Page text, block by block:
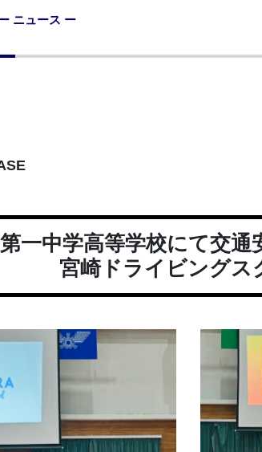
ニュース ー
第一中学高等学校にて交通
宮崎ドライビングス